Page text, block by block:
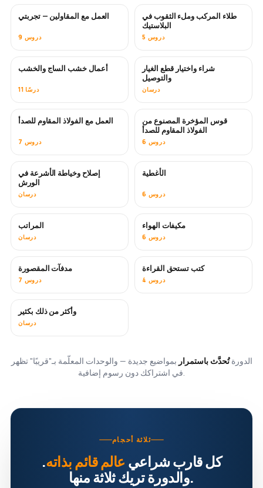
قريبًا
العمل مع المقاولين — تجربتي
9 دروس
قريبًا
طلاء المركب وملء الثقوب في
البلاستيك
5 دروس
أعمال خشب الساج والخشب
11 درسًا
قريبًا
شراء واختيار قطع الغيار
والتوصيل
درسان
قريبًا
العمل مع الفولاذ المقاوم للصدأ
7 دروس
قوس المؤخرة المصنوع من
الفولاذ المقاوم للصدأ
6 دروس
قريبًا
إصلاح وخياطة الأشرعة في
الورش
درسان
الأغطية
6 دروس
المراتب
درسان
قريبًا
مكيفات الهواء
6 دروس
قريبًا
مدفآت المقصورة
7 دروس
قريبًا
كتب تستحق القراءة
4 دروس
قريبًا
وأكثر من ذلك بكثير
درسان
الدورةتُحدَّث باستمرار بمواضيع جديدة — والوحدات المعلّمة بـ"قريبًا" تظهر
في اشتراكك دون رسوم إضافية.
ثلاثة أحجام
كل قارب شراعي عالم قائم بذاته.
والدورة تريك ثلاثة منها.